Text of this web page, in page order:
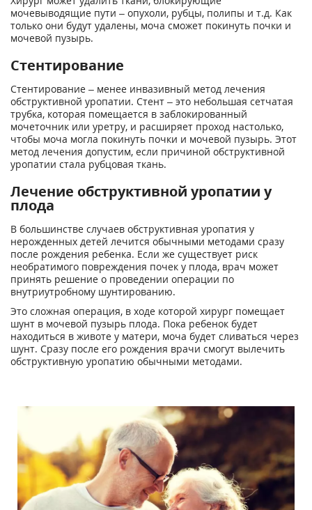
мочевыводящие пути – опухоли, рубцы, полипы и т.д. Как
только они будут удалены, моча сможет покинуть почки и
мочевой пузырь.
Стентирование
Стентирование – менее инвазивный метод лечения
обструктивной уропатии. Стент – это небольшая сетчатая
трубка, которая помещается в заблокированный
мочеточник или уретру, и расширяет проход настолько,
чтобы моча могла покинуть почки и мочевой пузырь. Этот
метод лечения допустим, если причиной обструктивной
уропатии стала рубцовая ткань.
Лечение обструктивной уропатии у
плода
В большинстве случаев обструктивная уропатия у
нерожденных детей лечится обычными методами сразу
после рождения ребенка. Если же существует риск
необратимого повреждения почек у плода, врач может
принять решение о проведении операции по
внутриутробному шунтированию.
Это сложная операция, в ходе которой хирург помещает
шунт в мочевой пузырь плода. Пока ребенок будет
находиться в животе у матери, моча будет сливаться через
шунт. Сразу после его рождения врачи смогут вылечить
обструктивную уропатию обычными методами.